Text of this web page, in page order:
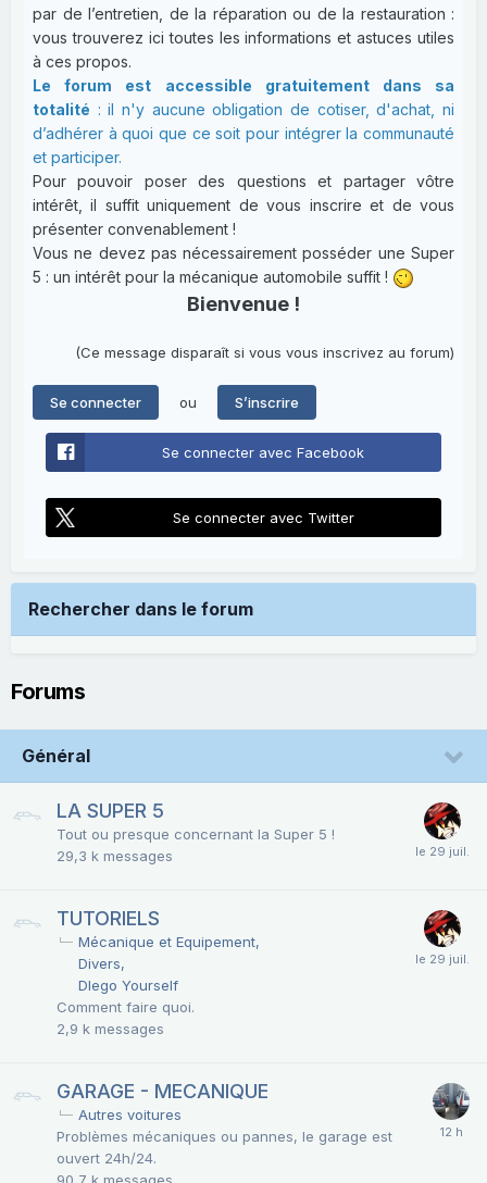
par de l’entretien, de la réparation ou de la restauration :
vous trouverez ici toutes les informations et astuces utiles
à ces propos.
Le forum est accessible gratuitement dans sa
totalité : il n'y aucune obligation de cotiser, d'achat, ni
d’adhérer à quoi que ce soit pour intégrer la communauté
et participer.
Pour pouvoir poser des questions et partager vôtre
intérêt, il suffit uniquement de vous inscrire et de vous
présenter convenablement !
Vous ne devez pas nécessairement posséder une Super
5 : un intérêt pour la mécanique automobile suffit !
Bienvenue !
(Ce message disparaît si vous vous inscrivez au forum)
Se connecter ou S’inscrire
Se connecter avec Facebook
Se connecter avec Twitter
Rechercher dans le forum
Forums
Général
LA SUPER 5
Tout ou presque concernant la Super 5 !
29,3 k messages
TUTORIELS
Mécanique et Equipement
Divers
DIego Yourself
Comment faire quoi.
2,9 k messages
GARAGE - MECANIQUE
Autres voitures
Problèmes mécaniques ou pannes, le garage est
ouvert 24h/24.